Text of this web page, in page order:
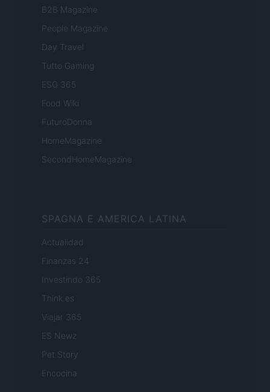
B2B Magazine
People Magazine
Day Travel
Tutto Gaming
ESG 365
Food Wiki
FuturoDonna
HomeMagazine
SecondHomeMagazine
SPAGNA E AMERICA LATINA
Actualidad
Finanzas 24
Investindo 365
Think.es
Viajar 365
ES Newz
Pet Story
Encocina